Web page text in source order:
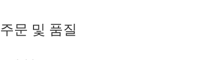
주문 및 품질